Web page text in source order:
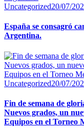
Uncategorized20/07/
España se consagró
Argentina.
Uncategorized20/07/
Fin de semana de
Nuevos grados, un
Equipos en el Torneo